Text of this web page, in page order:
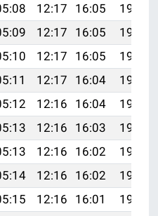
12:17 16:05
19:16
12:17 16:05
19:15
12:17 16:05
19:14
12:17 16:04
19:12
12:16 16:04
19:11
12:16 16:03
19:10
12:16 16:02
19:09
12:16 16:02
19:07
12:16 16:01
19:06